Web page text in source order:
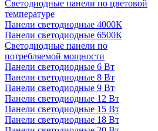
Светодиодные панели по цветовой
температуре
Панели светодиодные 4000К
Панели светодиодные 6500К
Светодиодные панели по
потребляемой мощности
Панели светодиодные 6 Вт
Панели светодиодные 8 Вт
Панели светодиодные 9 Вт
Панели светодиодные 12 Вт
Панели светодиодные 15 Вт
Панели светодиодные 18 Вт